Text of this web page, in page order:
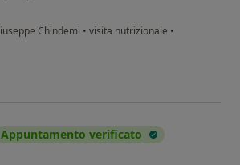
Chindemi • visita nutrizionale •
M D
Appuntamento verificato